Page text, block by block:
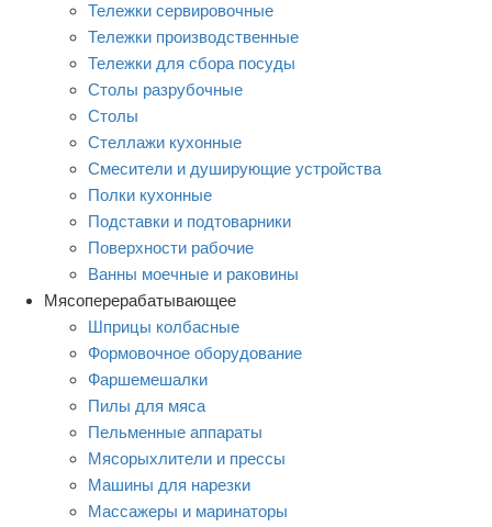
Тележки сервировочные
Тележки производственные
Тележки для сбора посуды
Столы разрубочные
Столы
Стеллажи кухонные
Смесители и душирующие устройства
Полки кухонные
Подставки и подтоварники
Поверхности рабочие
Ванны моечные и раковины
Мясоперерабатывающее
Шприцы колбасные
Формовочное оборудование
Фаршемешалки
Пилы для мяса
Пельменные аппараты
Мясорыхлители и прессы
Машины для нарезки
Массажеры и маринаторы